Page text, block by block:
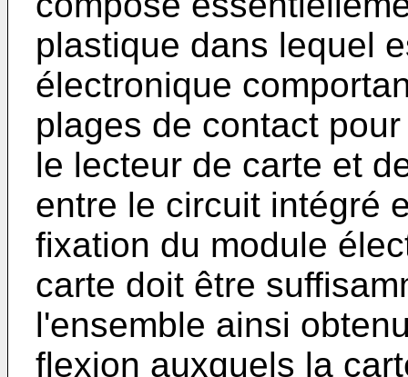
plastique dans lequel
électronique
plages de contact
le lecteur de carte et
entre le circuit intégré
fixation du module
carte doit être
l'ensemble ainsi
flexion auxquels la